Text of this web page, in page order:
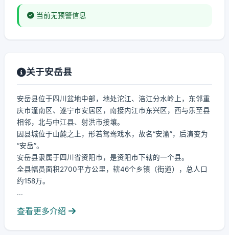
当前无预警信息
关于安岳县
安岳县位于四川盆地中部，地处沱江、涪江分水岭上，东邻重
庆市潼南区、遂宁市安居区，南接内江市东兴区，西与乐至县
相邻，北与中江县、射洪市接壤。
因县城位于山麓之上，形若鸳鸯戏水，故名“安渝”，后演变为
“安岳”。
安岳县隶属于四川省资阳市，是资阳市下辖的一个县。
全县幅员面积2700平方公里，辖46个乡镇（街道），总人口
约158万。
...
查看更多介绍